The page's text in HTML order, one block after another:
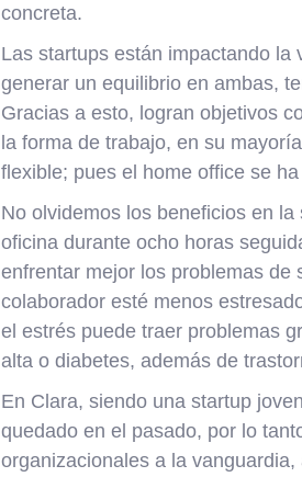
concreta.
Las startups están impactando
generar un equilibrio en ambas,
Gracias a esto, logran objetivos
la forma de trabajo, en su
flexible; pues el home office se
No olvidemos los beneficios en
oficina durante ocho horas
enfrentar mejor los problemas de
colaborador esté menos
el estrés puede traer problemas
alta o diabetes, además de
En Clara, siendo una startup
quedado en el pasado, por lo
organizacionales a la